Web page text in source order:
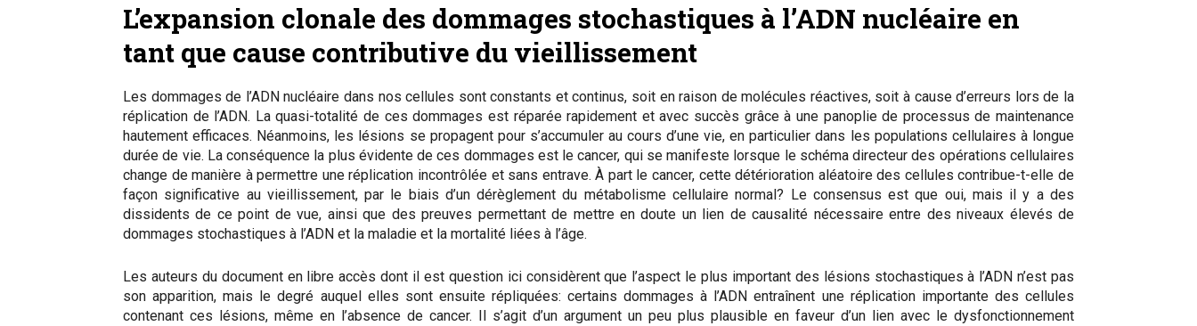
L’expansion clonale des dommages stochastiques à l’ADN nucléaire en
tant que cause contributive du vieillissement
Les dommages de l’ADN nucléaire dans nos cellules sont constants et continus, soit en raison de molécules réactives, soit à cause d’erreurs lors de la
réplication de l’ADN. La quasi-totalité de ces dommages est réparée rapidement et avec succès grâce à une panoplie de processus de maintenance
hautement efficaces. Néanmoins, les lésions se propagent pour s’accumuler au cours d’une vie, en particulier dans les populations cellulaires à longue
durée de vie. La conséquence la plus évidente de ces dommages est le cancer, qui se manifeste lorsque le schéma directeur des opérations cellulaires
change de manière à permettre une réplication incontrôlée et sans entrave. À part le cancer, cette détérioration aléatoire des cellules contribue-t-elle de
façon significative au vieillissement, par le biais d’un dérèglement du métabolisme cellulaire normal? Le consensus est que oui, mais il y a des
dissidents de ce point de vue, ainsi que des preuves permettant de mettre en doute un lien de causalité nécessaire entre des niveaux élevés de
dommages stochastiques à l’ADN et la maladie et la mortalité liées à l’âge.
Les auteurs du document en libre accès dont il est question ici considèrent que l’aspect le plus important des lésions stochastiques à l’ADN n’est pas
son apparition, mais le degré auquel elles sont ensuite répliquées: certains dommages à l’ADN entraînent une réplication importante des cellules
contenant ces lésions, même en l’absence de cancer. Il s’agit d’un argument un peu plus plausible en faveur d’un lien avec le dysfonctionnement